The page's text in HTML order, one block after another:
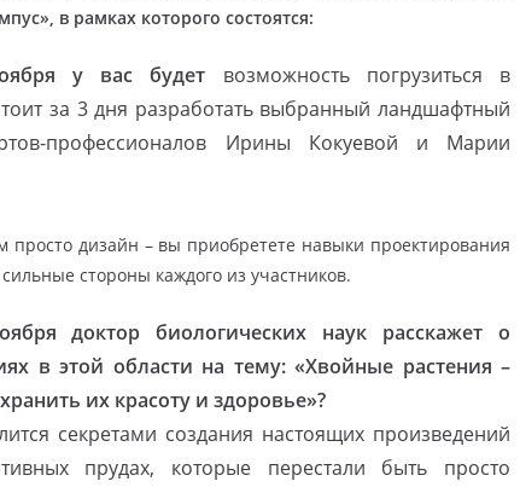
в рамках которого состоятся:
у вас будет возможность погрузиться в
за 3 дня разработать выбранный ландшафтный
профессионалов Ирины Кокуевой и Марии
дизайн – вы приобретете навыки проектирования
стороны каждого из участников.
доктор биологических наук расскажет о
в этой области на тему: «Хвойные растения –
их красоту и здоровье»?
секретами создания настоящих произведений
прудах, которые перестали быть просто